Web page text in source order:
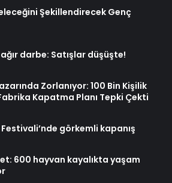
Şekillendirecek Genç
darbe: Satışlar düşüşte!
Zorlanıyor: 100 Bin Kişilik
Kapatma Planı Tepki Çekti
görkemli kapanış
600 hayvan kayalıkta yaşam